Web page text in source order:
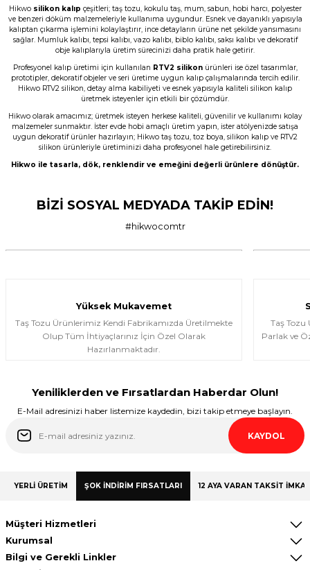
Çok başarılı gerçekten.
N... E... | 01/06/2026
Ürün çok güzel hediye için teşekkür
ederim
Firmanın hizmet ve iletişiminden
memnunum
A... G... | 21/04/2026
Taş tozu rengi ve dokusu çok güzel ,
Halema Elyasen | 19/01/2026
Hikwo silikon kalıp çeşitleri; taş tozu, kokulu taş, mum, sabun, hobi harcı, polyester
ve benzeri döküm malzemeleriyle kullanıma uygundur. Esnek ve dayanıklı yapısıyla
kalıptan çıkarma işlemini kolaylaştırır, ince detayların ürüne net şekilde yansımasını
sağlar. Mumluk kalıbı, tepsi kalıbı, vazo kalıbı, biblo kalıbı, saksı kalıbı ve dekoratif
obje kalıplarıyla üretim sürecinizi daha pratik hale getirir.
Profesyonel kalıp üretimi için kullanılan RTV2 silikonürünleri ise özel tasarımlar,
prototipler, dekoratif objeler ve seri üretime uygun kalıp çalışmalarında tercih edilir.
Hikwo RTV2 silikon, detay alma kabiliyeti ve esnek yapısıyla kaliteli silikon kalıp
üretmek isteyenler için etkili bir çözümdür.
Hikwo olarak amacımız; üretmek isteyen herkese kaliteli, güvenilir ve kullanımı kolay
malzemeler sunmaktır. İster evde hobi amaçlı üretim yapın, ister atölyenizde satışa
uygun dekoratif ürünler hazırlayın; Hikwo taş tozu, toz boya, silikon kalıp ve RTV2
silikon ürünleriyle üretiminizi daha profesyonel hale getirebilirsiniz.
Hikwo ile tasarla, dök, renklendir ve emeğini değerli ürünlere dönüştür.
BİZİ SOSYAL MEDYADA TAKİP EDİN!
#hikwocomtr
Yüksek Mukavemet
Taş Tozu Ürünlerimiz Kendi Fabrikamızda Üretilmekte
Olup Tüm İhtiyaçlarınız İçin Özel Olarak
Hazırlanmaktadır.
Taş
Parlak ve
Yeniliklerden ve Fırsatlardan Haberdar Olun!
E-Mail adresinizi haber listemize kaydedin, bizi takip etmeye başlayın.
KAYDOL
YERLİ ÜRETİM ŞOK İNDİRİM FIRSATLARI 12 AYA VARAN TAKSİT
Müşteri Hizmetleri
Kurumsal
Bilgi ve Gerekli Linkler